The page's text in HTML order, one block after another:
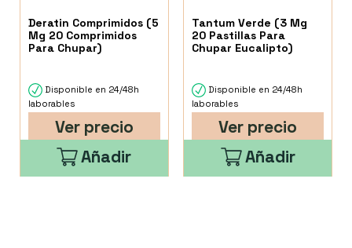
Deratin Comprimidos (5
Mg 20 Comprimidos
Para Chupar)
Disponible en 24/48h
laborables
Ver precio
Añadir
Tantum Verde (3 Mg
20 Pastillas Para
Chupar Eucalipto)
Disponible en 24/48h
laborables
Ver precio
Añadir